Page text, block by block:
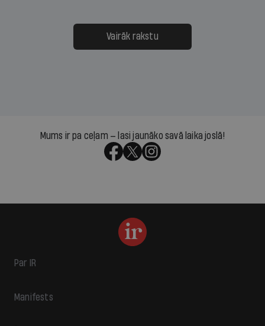
Vairāk rakstu
Mums ir pa ceļam — lasi jaunāko savā laika joslā!
Par IR
Manifests